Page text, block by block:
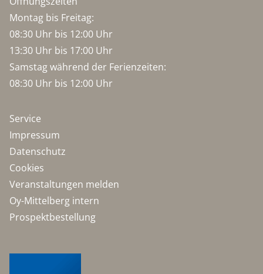
Montag bis Freitag:
08:30 Uhr bis 12:00 Uhr
13:30 Uhr bis 17:00 Uhr
Samstag während der Ferienzeiten:
08:30 Uhr bis 12:00 Uhr
Service
Impressum
Datenschutz
Cookies
Veranstaltungen melden
Oy-Mittelberg intern
Prospektbestellung